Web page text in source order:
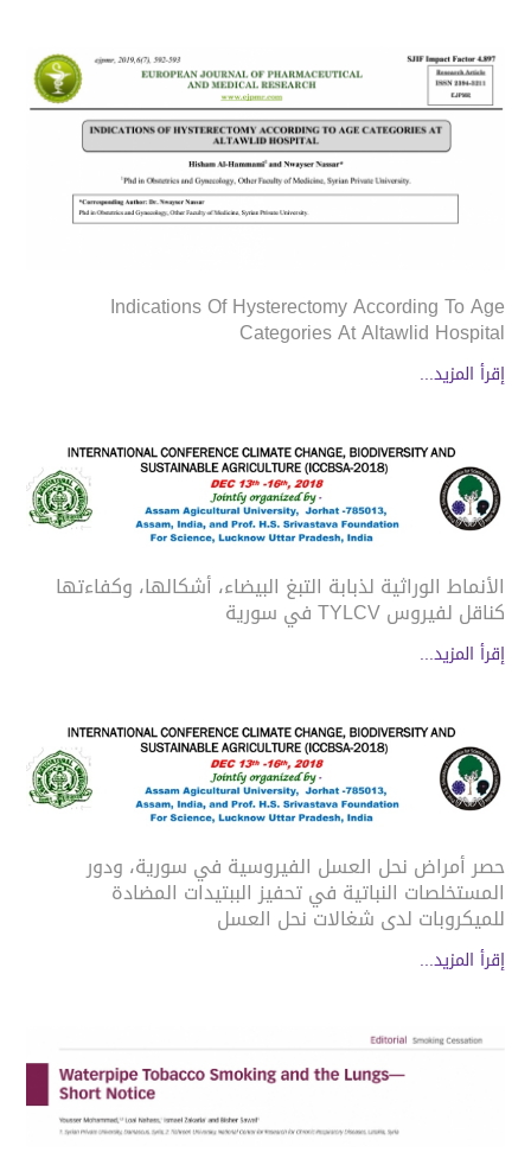
Indications Of Hysterectomy According To Age
Categories At Altawlid Hospital
إقرأ المزيد...
الأنماط الوراثية لذبابة التبغ البيضاء، أشكالها، وكفاءتها
كناقل لفيروس TYLCV في سورية
إقرأ المزيد...
حصر أمراض نحل العسل الفيروسية في سورية، ودور
المستخلصات النباتية في تحفيز الببتيدات المضادة
للميكروبات لدى شغالات نحل العسل
إقرأ المزيد...